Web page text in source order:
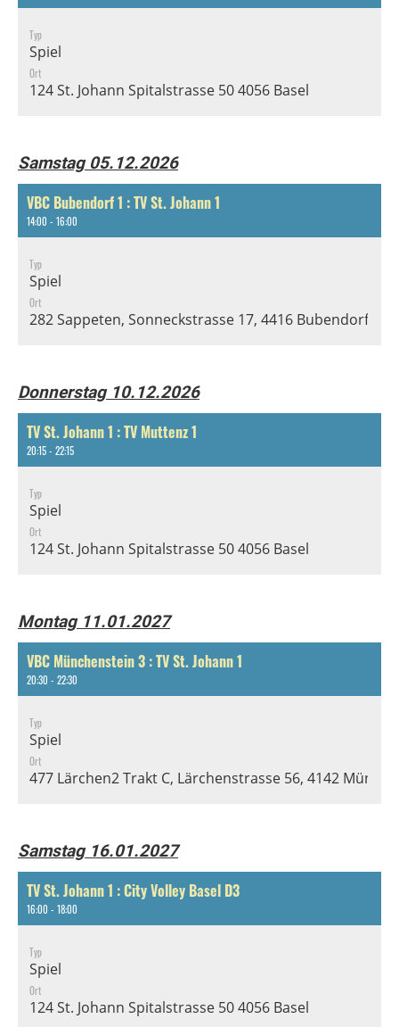
Typ
Spiel
Ort
124 St. Johann Spitalstrasse 50 4056 Basel
Samstag 05.12.2026
VBC Bubendorf 1 : TV St. Johann 1
14:00 - 16:00
Typ
Spiel
Ort
282 Sappeten, Sonneckstrasse 17, 4416 Bubendorf
Donnerstag 10.12.2026
TV St. Johann 1 : TV Muttenz 1
20:15 - 22:15
Typ
Spiel
Ort
124 St. Johann Spitalstrasse 50 4056 Basel
Montag 11.01.2027
VBC Münchenstein 3 : TV St. Johann 1
20:30 - 22:30
Typ
Spiel
Ort
477 Lärchen2 Trakt C, Lärchenstrasse 56, 4142
Samstag 16.01.2027
TV St. Johann 1 : City Volley Basel D3
16:00 - 18:00
Typ
Spiel
Ort
124 St. Johann Spitalstrasse 50 4056 Basel